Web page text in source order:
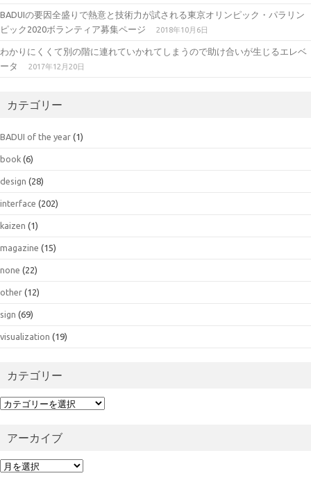
BADUIの要因全盛りで熱意と技術力が試される東京オリンピック・パラリン
ピック2020ボランティア募集ページ
2018年10月6日
わかりにくくて別の階に連れていかれてしまうので助け合いが生じるエレベ
ータ
2017年12月20日
カテゴリー
BADUI of the year (1)
book (6)
design (28)
interface (202)
kaizen (1)
magazine (15)
none (22)
other (12)
sign (69)
visualization (19)
カテゴリー
カ
アーカイブ
ア